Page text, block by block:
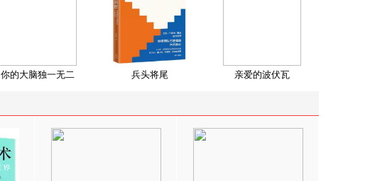
你的大脑独一无二 兵头将尾 亲爱的波伏瓦